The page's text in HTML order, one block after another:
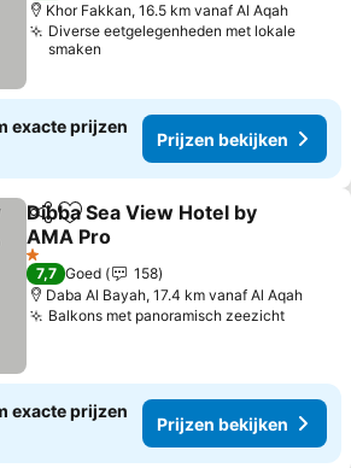
Khor Fakkan, 16.5 km vanaf Al Aqah
Diverse eetgelegenheden met lokale
smaken
exacte prijzen
Prijzen bekijken
DelenToevoegen aan favorieten
Dibba Sea View Hotel by
AMA Pro
Prijzen bekijken
1 Sterren
7,7 Goed
158
Daba Al Bayah, 17.4 km vanaf Al Aqah
Balkons met panoramisch zeezicht
exacte prijzen
Prijzen bekijken